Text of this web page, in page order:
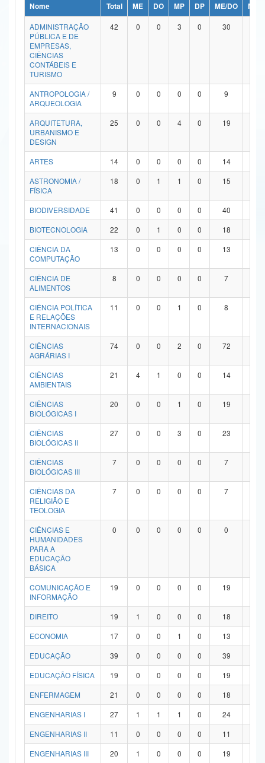
Ministério da Ciência, Tecnologia, Inovações e Comunicações
Ministério do Meio Ambiente
Ministério do Turismo
Ministério do Desenvolvimento Regional
Controladoria-Geral da União
Ministério da Mulher, da Família e dos Direitos Humanos
Secretaria de Governo
Advocacia-Geral da União
Banco Central do Brasil
Nome Total ME DO MP DP ME/DO
MP/
ADMINISTRAÇÃO
PÚBLICA E DE
EMPRESAS,
CIÊNCIAS
CONTÁBEIS E
TURISMO
42 0 0 3 0 30
ANTROPOLOGIA /
ARQUEOLOGIA
9 0 0 0 0 9
ARQUITETURA,
URBANISMO E
DESIGN
25 0 0 4 0 19
ARTES 14 0 0 0 0 14
ASTRONOMIA /
FÍSICA
18 0 1 1 0 15
BIODIVERSIDADE 41 0 0 0 0 40
BIOTECNOLOGIA
22 0 1 0 0 18
CIÊNCIA DA
COMPUTAÇÃO
13 0 0 0 0 13
CIÊNCIA DE
ALIMENTOS
8 0 0 0 0 7
CIÊNCIA POLÍTICA
E RELAÇÕES
INTERNACIONAIS
11 0 0 1 0 8
CIÊNCIAS
AGRÁRIAS I
74 0 0 2 0 72
CIÊNCIAS
AMBIENTAIS
21 4 1 0 0 14
CIÊNCIAS
BIOLÓGICAS I
20 0 0 1 0 19
CIÊNCIAS
BIOLÓGICAS II
27 0 0 3 0 23
CIÊNCIAS
BIOLÓGICAS III
7 0 0 0 0 7
CIÊNCIAS DA
RELIGIÃO E
TEOLOGIA
7 0 0 0 0 7
CIÊNCIAS E
HUMANIDADES
PARA A
EDUCAÇÃO
BÁSICA
0 0 0 0 0 0
COMUNICAÇÃO E
INFORMAÇÃO
19 0 0 0 0 19
DIREITO 19 1 0 0 0 18
ECONOMIA
17 0 0 1 0 13
EDUCAÇÃO
39 0 0 0 0 39
EDUCAÇÃO FÍSICA
19 0 0 0 0 19
ENFERMAGEM
21 0 0 0 0 18
ENGENHARIAS I
27 1 1 1 0 24
ENGENHARIAS II
11 0 0 0 0 11
ENGENHARIAS III
20 1 0 0 0 19